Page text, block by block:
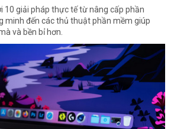
10 giải pháp thực tế từ nâng cấp phần
minh đến các thủ thuật phần mềm giúp
và bền bỉ hơn.